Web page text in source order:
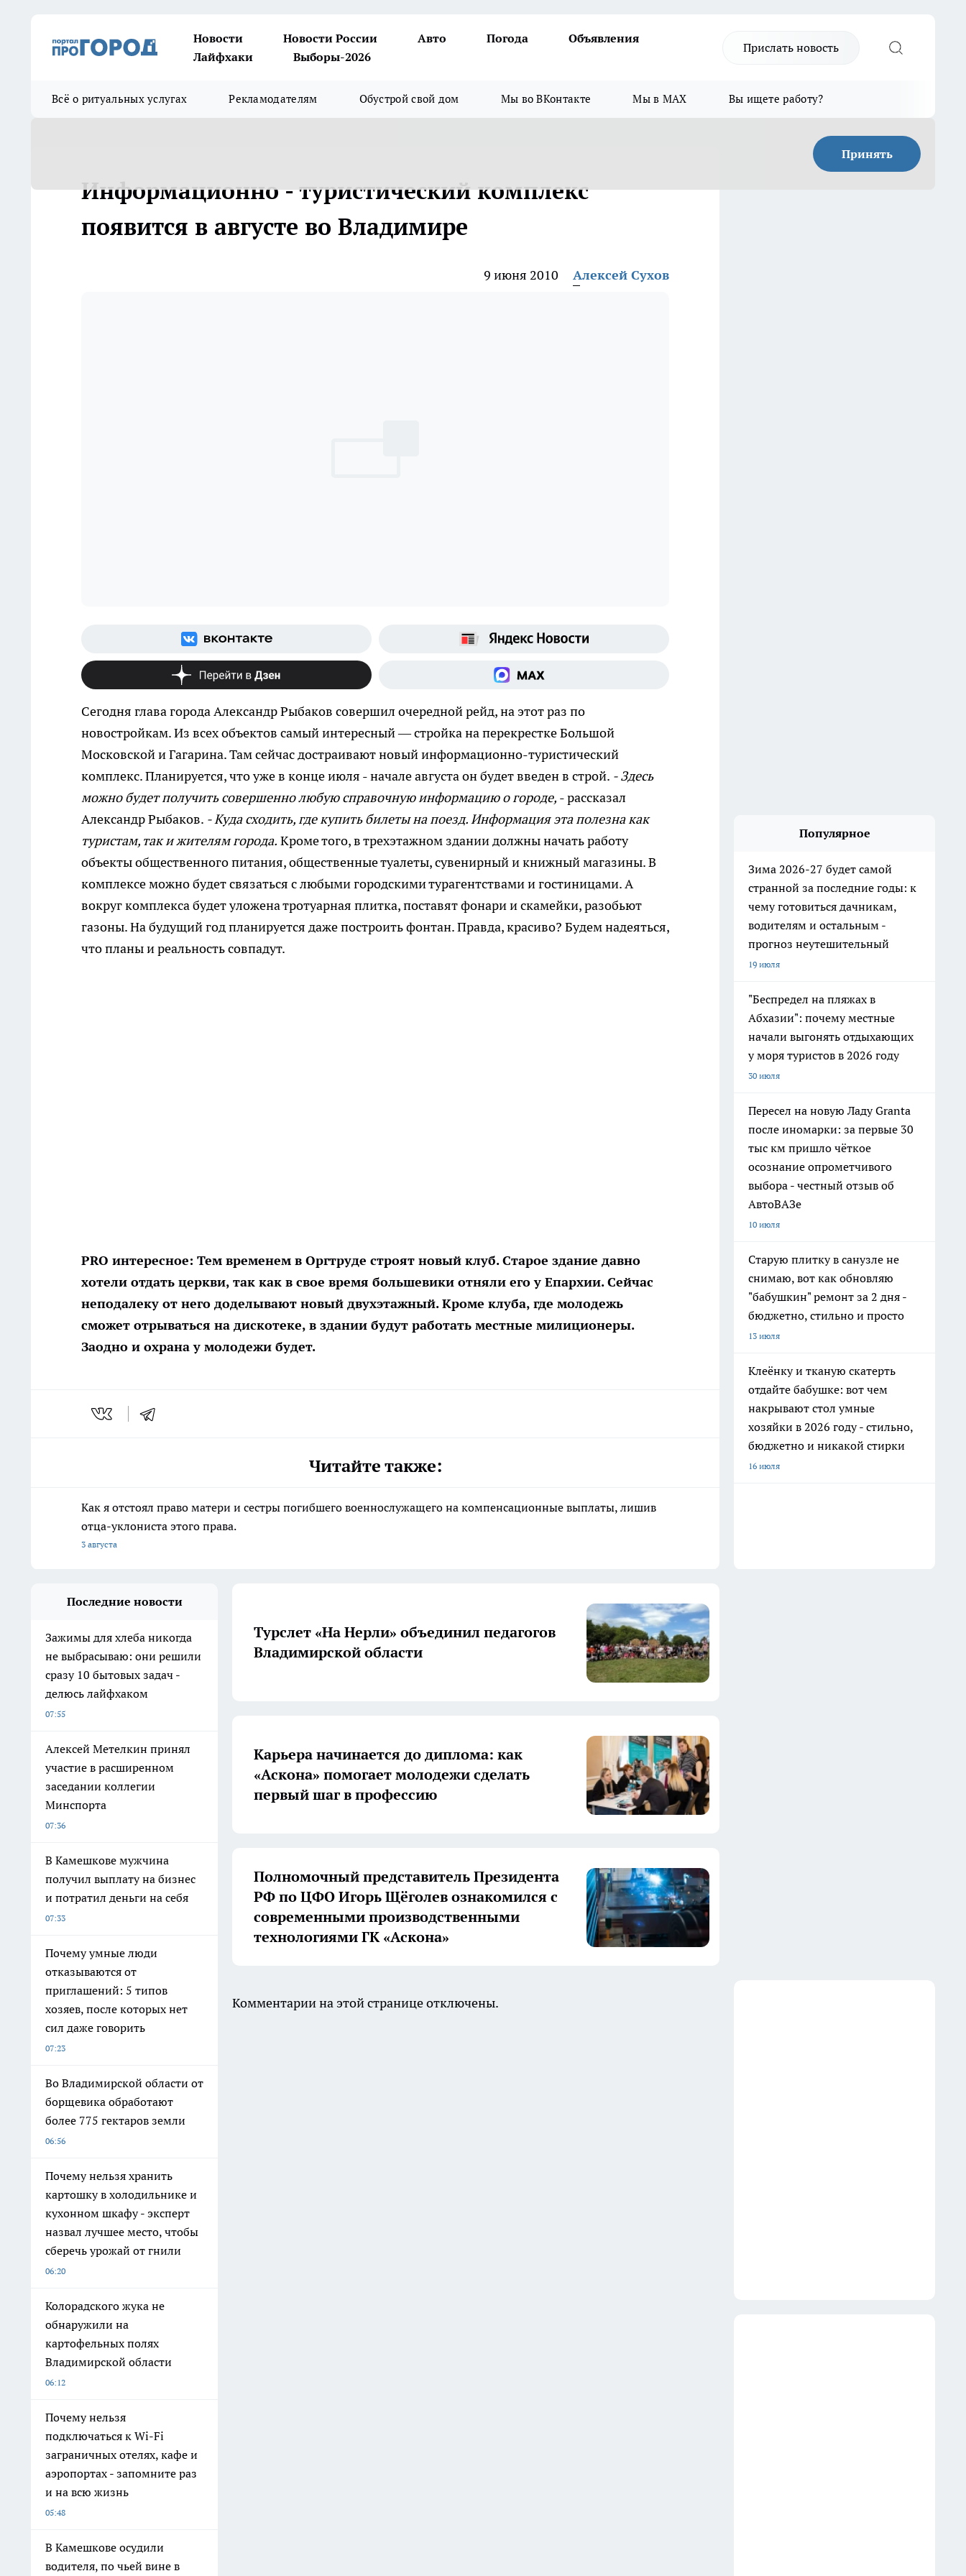
Новости Новости России Авто Погода
Объявления
Лайфхаки
Выборы-2026
Прислать новость
Всё о ритуальных услугах Рекламодателям Обустрой свой дом Мы во ВКонтакте Мы в MAX Вы ищете работу?
Принять
Информационно - туристический комплекс
появится в августе во Владимире
9 июня 2010 Алексей Сухов
Сегодня глава города Александр Рыбаков совершил очередной рейд, на этот раз по
новостройкам. Из всех объектов самый интересный — стройка на перекрестке Большой
Московской и Гагарина. Там сейчас достраивают новый информационно-туристический
комплекс. Планируется, что уже в конце июля - начале августа он будет введен в строй. - Здесь
можно будет получить совершенно любую справочную информацию о городе, - рассказал
Александр Рыбаков. - Куда сходить, где купить билеты на поезд. Информация эта полезна как
туристам, так и жителям города. Кроме того, в трехэтажном здании должны начать работу
объекты общественного питания, общественные туалеты, сувенирный и книжный магазины. В
комплексе можно будет связаться с любыми городскими турагентствами и гостиницами. А
вокруг комплекса будет уложена тротуарная плитка, поставят фонари и скамейки, разобьют
газоны. На будущий год планируется даже построить фонтан. Правда, красиво? Будем надеяться,
что планы и реальность совпадут.
PRO интересное: Тем временем в Оргтруде строят новый клуб. Старое здание давно
хотели отдать церкви, так как в свое время большевики отняли его у Епархии. Сейчас
неподалеку от него доделывают новый двухэтажный. Кроме клуба, где молодежь
сможет отрываться на дискотеке, в здании будут работать местные милиционеры.
Заодно и охрана у молодежи будет.
Читайте также:
Как я отстоял право матери и сестры погибшего военнослужащего на компенсационные выплаты, лишив
отца-уклониста этого права.
3 августа
Популярное
Зима 2026-27 будет самой
странной за последние годы: к
чему готовиться дачникам,
водителям и остальным -
прогноз неутешительный
19 июля
"Беспредел на пляжах в
Абхазии": почему местные
начали выгонять отдыхающих
у моря туристов в 2026 году
30 июля
Пересел на новую Ладу Granta
после иномарки: за первые 30
тыс км пришло чёткое
осознание опрометчивого
выбора - честный отзыв об
АвтоВАЗе
10 июля
Старую плитку в санузле не
снимаю, вот как обновляю
"бабушкин" ремонт за 2 дня -
бюджетно, стильно и просто
13 июля
Клеёнку и тканую скатерть
отдайте бабушке: вот чем
накрывают стол умные
хозяйки в 2026 году - стильно,
бюджетно и никакой стирки
16 июля
Последние новости
Зажимы для хлеба никогда
не выбрасываю: они решили
сразу 10 бытовых задач -
делюсь лайфхаком
07:55
Алексей Метелкин принял
участие в расширенном
заседании коллегии
Минспорта
07:36
В Камешкове мужчина
получил выплату на бизнес
и потратил деньги на себя
07:33
Почему умные люди
отказываются от
приглашений: 5 типов
хозяев, после которых нет
сил даже говорить
07:23
Во Владимирской области от
борщевика обработают
более 775 гектаров земли
06:56
Почему нельзя хранить
картошку в холодильнике и
кухонном шкафу - эксперт
назвал лучшее место, чтобы
сберечь урожай от гнили
06:20
Колорадского жука не
обнаружили на
картофельных полях
Владимирской области
06:12
Почему нельзя
подключаться к Wi-Fi
заграничных отелях, кафе и
аэропортах - запомните раз
и на всю жизнь
05:48
В Камешкове осудили
водителя, по чьей вине в
Турслет «На Нерли» объединил педагогов
Владимирской области
Карьера начинается до диплома: как
«Аскона» помогает молодежи сделать
первый шаг в профессию
Полномочный представитель Президента
РФ по ЦФО Игорь Щёголев ознакомился с
современными производственными
технологиями ГК «Аскона»
Комментарии на этой странице отключены.